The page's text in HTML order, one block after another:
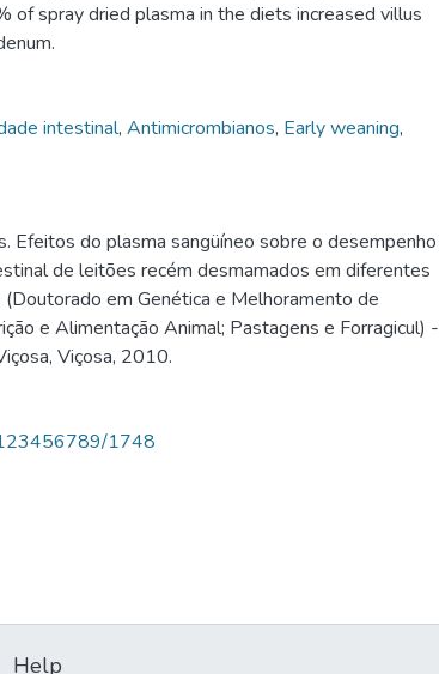
of spray dried plasma in the diets increased villus
intestinal, Antimicrombianos, Early weaning,
Efeitos do plasma sangüíneo sobre o desempenho
de leitões recém desmamados em diferentes
em Genética e Melhoramento de
e Alimentação Animal; Pastagens e Forragicul) -
Viçosa, 2010.
1748
Help